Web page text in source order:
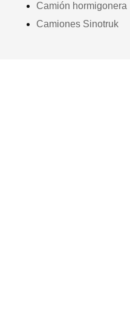
Camión hormigonera
Camiones Sinotruk